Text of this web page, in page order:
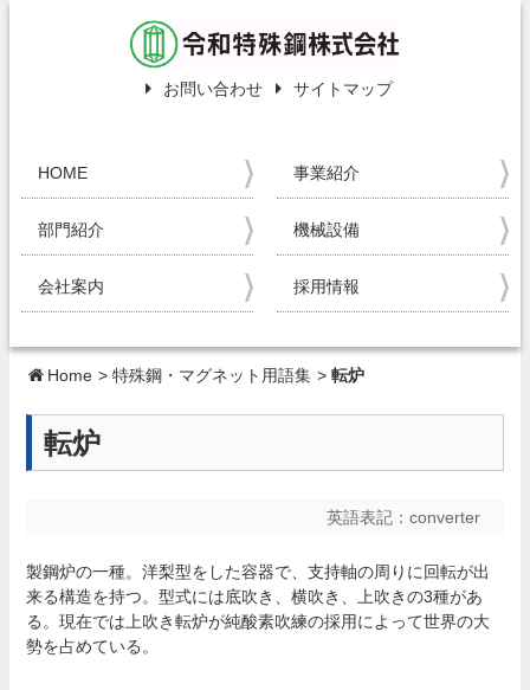
お問い合わせ サイトマップ
HOME 事業紹介
部門紹介 機械設備
会社案内 採用情報
Home > 特殊鋼・マグネット用語集 > 転炉
転炉
英語表記： converter
製鋼炉の一種。洋梨型をした容器で、支持軸の周りに回転が出
来る構造を持つ。型式には底吹き、横吹き、上吹きの3種があ
る。現在では上吹き転炉が純酸素吹練の採用によって世界の大
勢を占めている。